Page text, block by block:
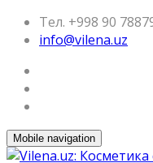
Тел. +998 90
info@vilena.uz
Mobile navigation